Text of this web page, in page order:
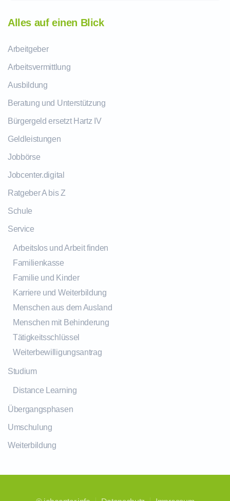
Alles auf einen Blick
Arbeitgeber
Arbeitsvermittlung
Ausbildung
Beratung und Unterstützung
Bürgergeld ersetzt Hartz IV
Geldleistungen
Jobbörse
Jobcenter.digital
Ratgeber A bis Z
Schule
Service
Arbeitslos und Arbeit finden
Familienkasse
Familie und Kinder
Karriere und Weiterbildung
Menschen aus dem Ausland
Menschen mit Behinderung
Tätigkeitsschlüssel
Weiterbewilligungsantrag
Studium
Distance Learning
Übergangsphasen
Umschulung
Weiterbildung